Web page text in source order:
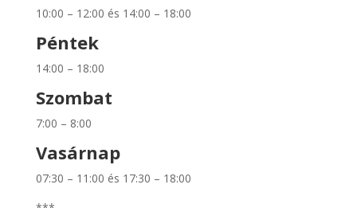
10:00 – 12:00 és 14:00 – 18:00
Péntek
14:00 – 18:00
Szombat
7:00 – 8:00
Vasárnap
07:30 – 11:00 és 17:30 – 18:00